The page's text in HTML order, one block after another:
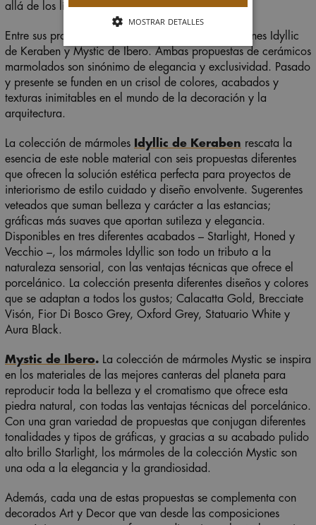
allá de los límites establecidos.
Entre sus propuestas estrellas destacan las colecciones Idyllic
de Keraben y Mystic de Ibero. Ambas propuestas de cerámicos
marmolados son sinónimo de elegancia y exclusividad. Pasado
y presente se funden en un crisol de colores, acabados y
texturas inimitables en el mundo de la decoración y la
arquitectura.
La colección de mármoles Idyllic de Keraben rescata la
esencia de este noble material con seis propuestas diferentes
que ofrecen la solución estética perfecta para proyectos de
interiorismo de estilo cuidado y diseño envolvente. Sugerentes
veteados que suman belleza y carácter a las estancias;
gráficas más suaves que aportan sutileza y elegancia.
Disponibles en tres diferentes acabados – Starlight, Honed y
Vecchio –, los mármoles Idyllic son todo un tributo a la
naturaleza sensorial, con las ventajas técnicas que ofrece el
porcelánico. La colección presenta diferentes diseños y colores
que se adaptan a todos los gustos; Calacatta Gold, Brecciate
Visón, Fior Di Bosco Grey, Oxford Grey, Statuario White y
Aura Black.
Mystic de Ibero. La colección de mármoles Mystic se inspira
en los materiales de las mejores canteras del planeta para
reproducir toda la belleza y el cromatismo que ofrece esta
piedra natural, con todas las ventajas técnicas del porcelánico.
Con una gran variedad de propuestas que conjugan diferentes
tonalidades y tipos de gráficas, y gracias a su acabado pulido
alto brillo Starlight, los mármoles de la colección Mystic son
una oda a la elegancia y la grandiosidad.
Además, cada una de estas propuestas se complementa con
decorados Art y Decor que van desde las composiciones
MOSTRAR DETALLES